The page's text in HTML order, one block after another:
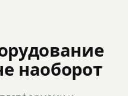
наоборот